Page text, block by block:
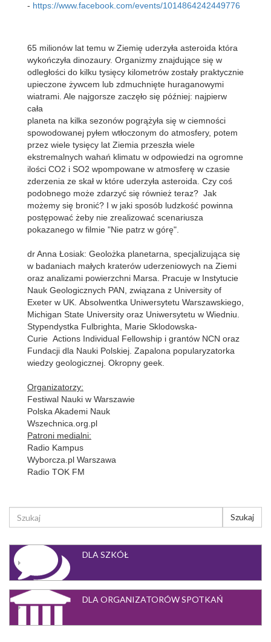
- https://www.facebook.com/events/1014864242449776
65 milionów lat temu w Ziemię uderzyła asteroida która
wykończyła dinozaury. Organizmy znajdujące się w
odległości do kilku tysięcy kilometrów zostały praktycznie
upieczone żywcem lub zdmuchnięte huraganowymi
wiatrami. Ale najgorsze zaczęło się później: najpierw
cała
planeta na kilka sezonów pogrążyła się w ciemności
spowodowanej pyłem wtłoczonym do atmosfery, potem
przez wiele tysięcy lat Ziemia przeszła wiele
ekstremalnych wahań klimatu w odpowiedzi na ogromne
ilości CO2 i SO2 wpompowane w atmosferę w czasie
zderzenia ze skał w które uderzyła asteroida. Czy coś
podobnego może zdarzyć się również teraz? Jak
możemy się bronić? I w jaki sposób ludzkość powinna
postępować żeby nie zrealizować scenariusza
pokazanego w filmie "Nie patrz w górę".
dr Anna Łosiak: Geolożka planetarna, specjalizująca się
w badaniach małych kraterów uderzeniowych na Ziemi
oraz analizami powierzchni Marsa. Pracuje w Instytucie
Nauk Geologicznych PAN, związana z University of
Exeter w UK. Absolwentka Uniwersytetu Warszawskiego,
Michigan State University oraz Uniwersytetu w Wiedniu.
Stypendystka Fulbrighta, Marie Sklodowska-
Curie Actions Individual Fellowship i grantów NCN oraz
Fundacji dla Nauki Polskiej. Zapalona popularyzatorka
wiedzy geologicznej. Okropny geek.
Organizatorzy:
Festiwal Nauki w Warszawie
Polska Akademi Nauk
Wszechnica.org.pl
Patroni medialni:
Radio Kampus
Wyborcza.pl Warszawa
Radio TOK FM
FORMULARZ
WYSZUKIWANIA
Szukaj
DLA SZKÓŁ
DLA ORGANIZATORÓW SPOTKAŃ